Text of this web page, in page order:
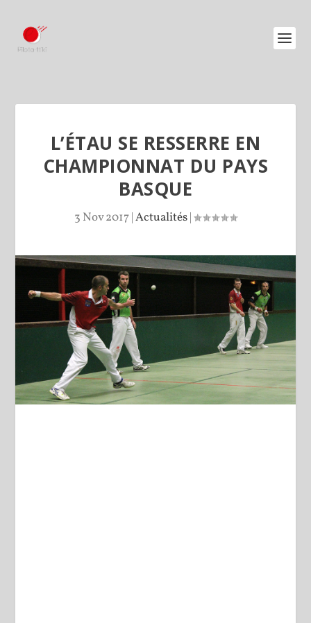
L’ÉTAU SE RESSERRE EN
CHAMPIONNAT DU PAYS
BASQUE
3 Nov 2017|Actualités|